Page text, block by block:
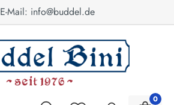
E-Mail: info@buddel.de
0